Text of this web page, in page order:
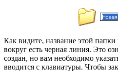
Как видите, название этой
вокруг есть черная линия. Это
создан, но вам необходимо
вводится с клавиатуры. Чтобы